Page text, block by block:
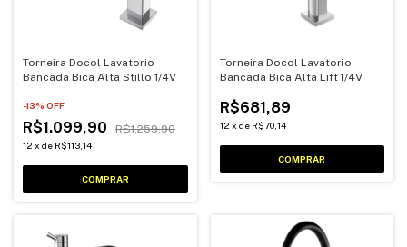
Torneira Docol Lavatorio
Bancada Bica Alta Stillo 1/4V
-13% OFF
R$1.099,90 R$1.259,90
12 x de R$113,14
Torneira Docol Lavatorio
Bancada Bica Alta Lift 1/4V
R$681,89
12 x de R$70,14